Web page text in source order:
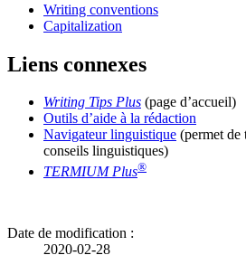
Writing conventions
Capitalization
Liens connexes
Writing Tips Plus (page d’accueil)
Outils d’aide à la rédaction
Navigateur linguistique (permet de
conseils linguistiques)
TERMIUM Plus®
Date de modification :
2020-02-28